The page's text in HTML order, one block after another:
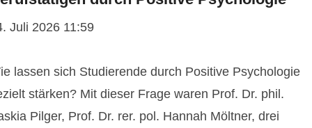
Juli 2026 11:59
lassen sich Studierende durch Positive Psychologie
stärken? Mit dieser Frage waren Prof. Dr. phil.
Pilger, Prof. Dr. rer. pol. Hannah Möltner, drei